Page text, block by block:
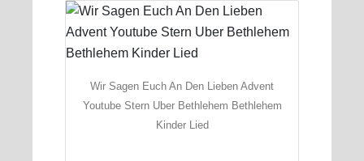
Wir Sagen Euch An Den Lieben Advent
Youtube Stern Uber Bethlehem Bethlehem
Kinder Lied